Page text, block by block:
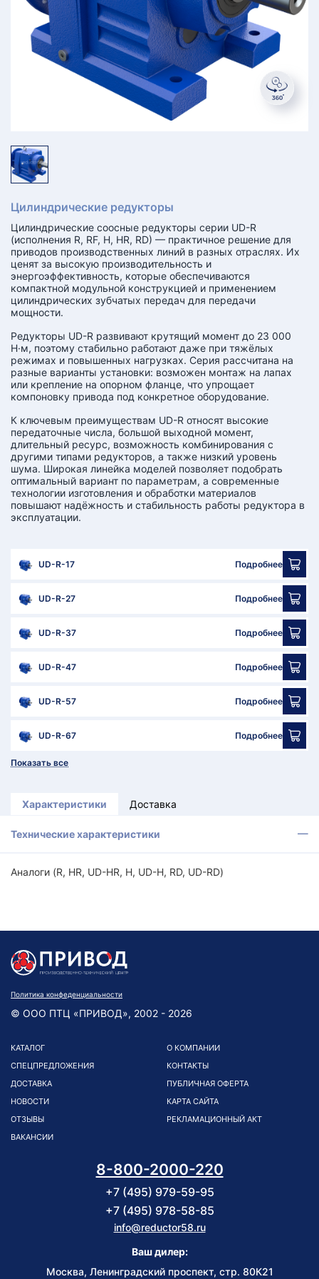
Цилиндрические редукторы
Цилиндрические соосные редукторы серии UD-R
(исполнения R, RF, H, HR, RD) — практичное решение для
приводов производственных линий в разных отраслях. Их
ценят за высокую производительность и
энергоэффективность, которые обеспечиваются
компактной модульной конструкцией и применением
цилиндрических зубчатых передач для передачи
мощности.
Редукторы UD-R развивают крутящий момент до 23 000
Н·м, поэтому стабильно работают даже при тяжёлых
режимах и повышенных нагрузках. Серия рассчитана на
разные варианты установки: возможен монтаж на лапах
или крепление на опорном фланце, что упрощает
компоновку привода под конкретное оборудование.
К ключевым преимуществам UD-R относят высокие
передаточные числа, большой выходной момент,
длительный ресурс, возможность комбинирования с
другими типами редукторов, а также низкий уровень
шума. Широкая линейка моделей позволяет подобрать
оптимальный вариант по параметрам, а современные
технологии изготовления и обработки материалов
повышают надёжность и стабильность работы редуктора в
эксплуатации.
UD-R-17 Подробнее
UD-R-27 Подробнее
UD-R-37 Подробнее
UD-R-47 Подробнее
UD-R-57 Подробнее
UD-R-67 Подробнее
Показать все
Характеристики Доставка
Технические характеристики
Аналоги (R, HR, UD-HR, H, UD-H, RD, UD-RD)
Политика конфеденциальности
© ООО ПТЦ «ПРИВОД», 2002 - 2026
КАТАЛОГ
СПЕЦПРЕДЛОЖЕНИЯ
ДОСТАВКА
НОВОСТИ
ОТЗЫВЫ
ВАКАНСИИ
О КОМПАНИИ
КОНТАКТЫ
ПУБЛИЧНАЯ ОФЕРТА
КАРТА САЙТА
РЕКЛАМАЦИОННЫЙ АКТ
8-800-2000-220
+7 (495) 979-59-95
+7 (495) 978-58-85
info@reductor58.ru
Ваш дилер:
Москва, Ленинградский проспект, стр. 80К21